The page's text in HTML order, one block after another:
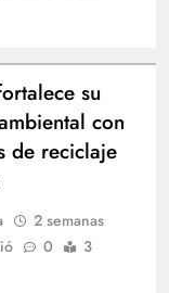
en la
ensu
con
de reciclaje
2 semanas
0
3